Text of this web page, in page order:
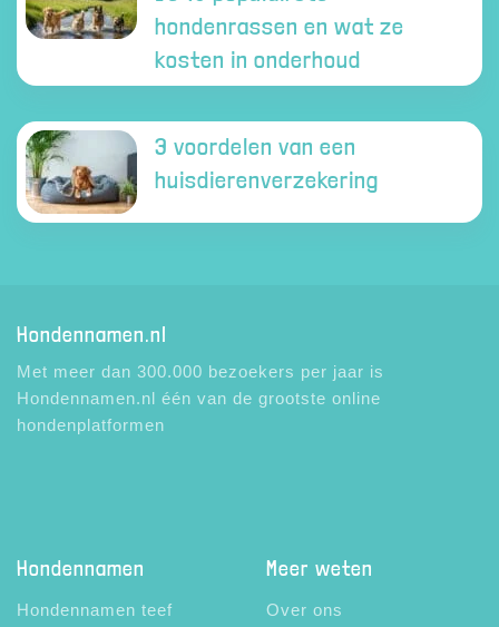
hondenrassen en wat ze
kosten in onderhoud
3 voordelen van een
huisdierenverzekering
Hondennamen.nl
Met meer dan 300.000 bezoekers per jaar is
Hondennamen.nl één van de grootste online
hondenplatformen
Hondennamen
Hondennamen teef
Meer weten
Over ons